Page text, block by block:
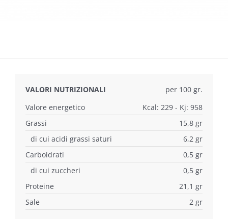
VALORI NUTRIZIONALI
per 100 gr.
Valore energetico
Kcal: 229 - Kj: 958
Grassi
15,8 gr
di cui acidi grassi saturi
6,2 gr
Carboidrati
0,5 gr
di cui zuccheri
0,5 gr
Proteine
21,1 gr
Sale
2 gr